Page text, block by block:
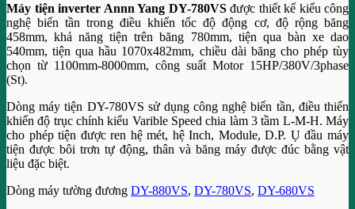
Máy tiện inverter Annn Yang DY-780VSđược thiết kế kiểu công
nghệ biến tần trong điều khiển tốc độ động cơ, độ rộng băng
458mm, khả năng tiện trên băng 780mm, tiện qua bàn xe dao
540mm, tiện qua hầu 1070x482mm, chiều dài băng cho phép tùy
chọn từ 1100mm-8000mm, công suất Motor 15HP/380V/3phase
(St).
Dòng máy tiện DY-780VS sử dụng công nghệ biến tần, điều thiển
khiển độ trục chính kiểu Varible Speed chia làm 3 tầm L-M-H. Máy
cho phép tiện được ren hệ mét, hệ Inch, Module, D.P. Ụ đầu máy
tiện được bôi trơn tự động, thân và băng máy được đúc bằng vật
liệu đặc biệt.
Dòng máy tường đương DY-880VS, DY-780VS, DY-680VS